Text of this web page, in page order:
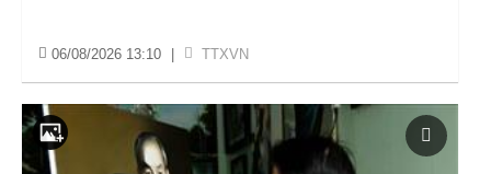
06/08/2026 13:10 TTXVN